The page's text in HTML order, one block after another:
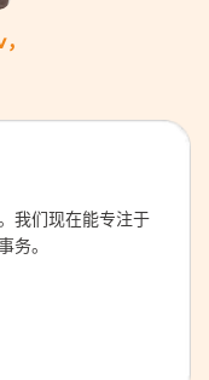
我们现在能专注于
务。